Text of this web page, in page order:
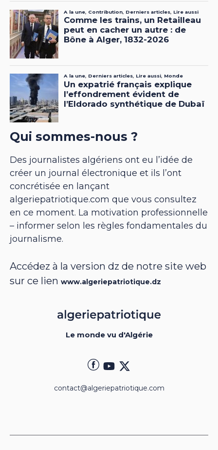
Qui sommes-nous ?
Des journalistes algériens ont eu l’idée de
créer un journal électronique et ils l’ont
concrétisée en lançant
algeriepatriotique.com que vous consultez
en ce moment. La motivation professionnelle
– informer selon les règles fondamentales du
journalisme.
Accédez à la version dz de notre site web
sur ce lien www.algeriepatriotique.dz
Le monde vu d'Algérie
contact@algeriepatriotique.com